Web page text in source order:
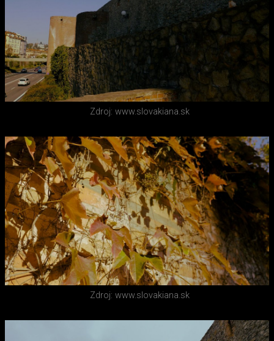
Zdroj: www.slovakiana.sk
Zdroj: www.slovakiana.sk